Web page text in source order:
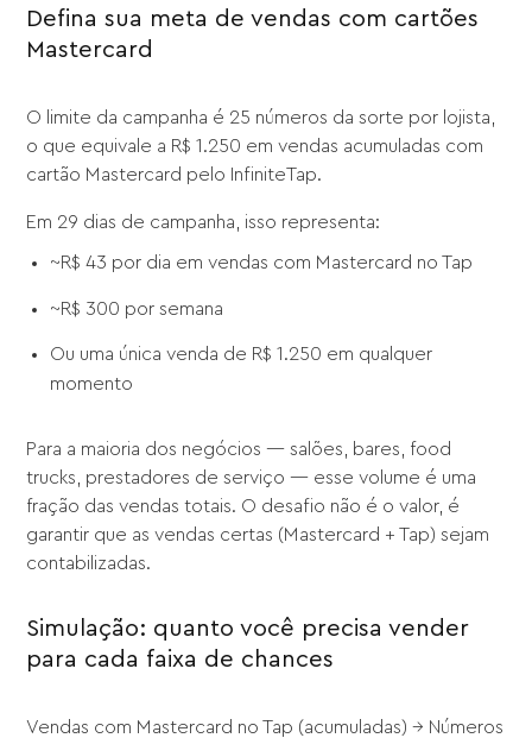
Defina sua meta de vendas com cartões
Mastercard
O limite da campanha é 25 números da sorte por lojista,
o que equivale a R$ 1.250 em vendas acumuladas com
cartão Mastercard pelo InfiniteTap.
Em 29 dias de campanha, isso representa:
~R$ 43 por dia em vendas com Mastercard no Tap
~R$ 300 por semana
Ou uma única venda de R$ 1.250 em qualquer
momento
Para a maioria dos negócios — salões, bares, food
trucks, prestadores de serviço — esse volume é uma
fração das vendas totais. O desafio não é o valor, é
garantir que as vendas certas (Mastercard + Tap) sejam
contabilizadas.
Simulação: quanto você precisa vender
para cada faixa de chances
Vendas com Mastercard no Tap (acumuladas) → Números